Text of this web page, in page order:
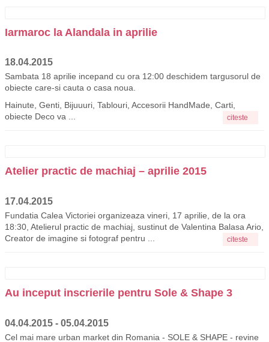
Iarmaroc la Alandala in aprilie
18.04.2015
Sambata 18 aprilie incepand cu ora 12:00 deschidem targusorul de
obiecte care-si cauta o casa noua.
Hainute, Genti, Bijuuuri, Tablouri, Accesorii HandMade, Carti,
obiecte Deco va ...
citeste
Atelier practic de machiaj – aprilie 2015
17.04.2015
Fundatia Calea Victoriei organizeaza vineri, 17 aprilie, de la ora
18:30, Atelierul practic de machiaj, sustinut de Valentina Balasa Ario,
Creator de imagine si fotograf pentru ...
citeste
Au inceput inscrierile pentru Sole & Shape 3
04.04.2015 - 05.04.2015
Cel mai mare urban market din Romania - SOLE & SHAPE - revine